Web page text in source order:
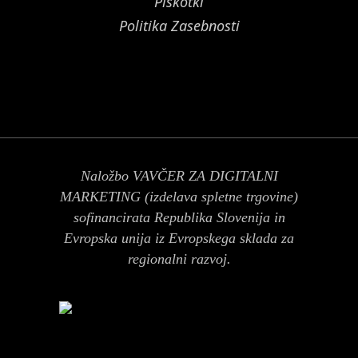
Politika Zasebnosti
Naložbo VAVČER ZA DIGITALNI
MARKETING (izdelava spletne trgovine)
sofinancirata Republika Slovenija in
Evropska unija iz Evropskega sklada za
regionalni razvoj.